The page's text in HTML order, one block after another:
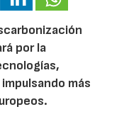
por la
más